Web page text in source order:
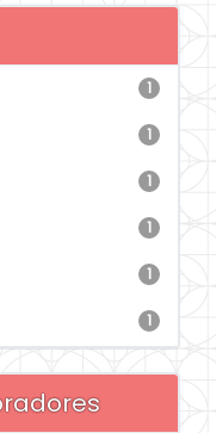
1
1
1
1
1
1